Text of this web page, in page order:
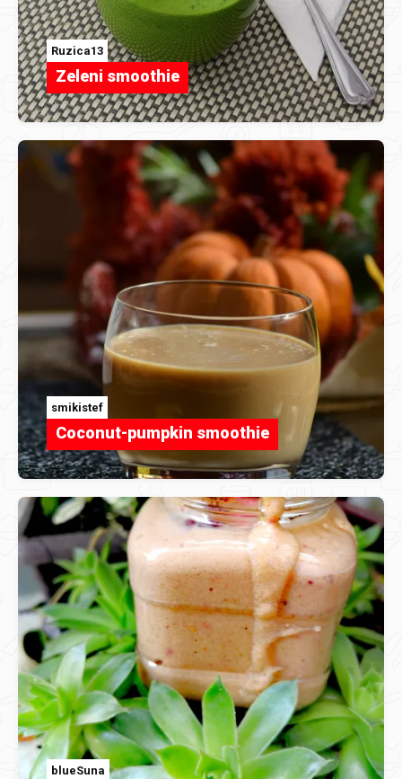
Ruzica13
Zeleni smoothie
smikistef
Coconut-pumpkin smoothie
blueSuna